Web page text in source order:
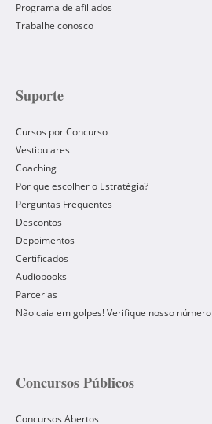
Programa de afiliados
Trabalhe conosco
Suporte
Cursos por Concurso
Vestibulares
Coaching
Por que escolher o Estratégia?
Perguntas Frequentes
Descontos
Depoimentos
Certificados
Audiobooks
Parcerias
Não caia em golpes! Verifique nosso número
Concursos Públicos
Concursos Abertos